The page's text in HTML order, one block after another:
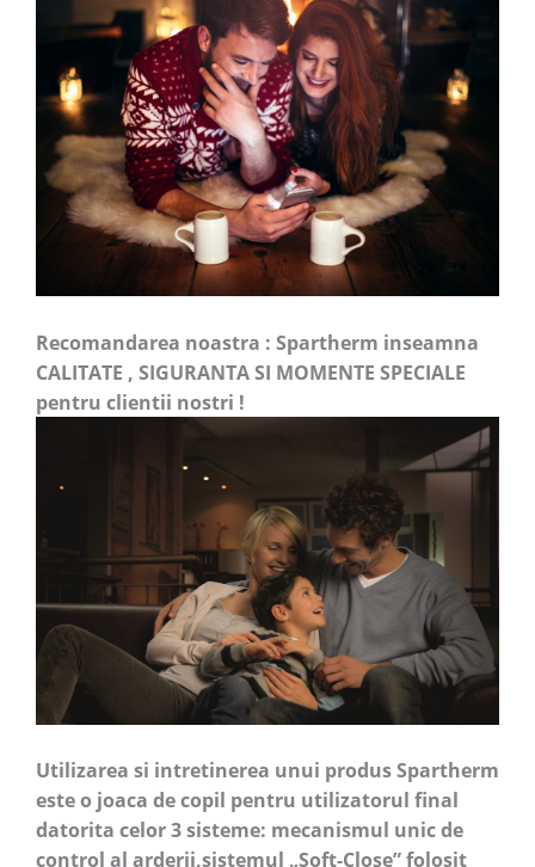
Recomandarea noastra : Spartherm inseamna
CALITATE , SIGURANTA SI MOMENTE SPECIALE
pentru clientii nostri !
Utilizarea si intretinerea unui produs Spartherm
este o joaca de copil pentru utilizatorul final
datorita celor 3 sisteme: mecanismul unic de
control al arderii,sistemul „Soft-Close” folosit